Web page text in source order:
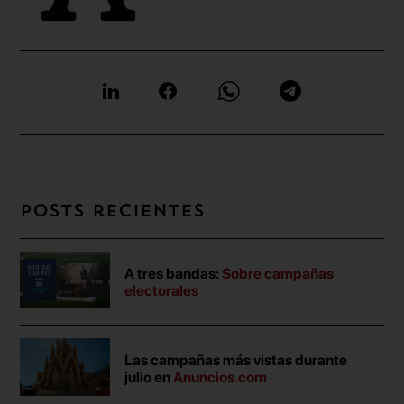
Posts recientes
A tres bandas: Sobre campañas
electorales
Las campañas más vistas durante
julio enAnuncios.com